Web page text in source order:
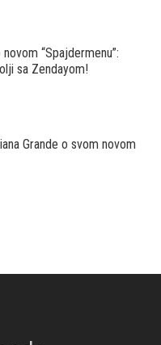
“Spajdermenu”:
sa Zendayom!
Grande o svom novom